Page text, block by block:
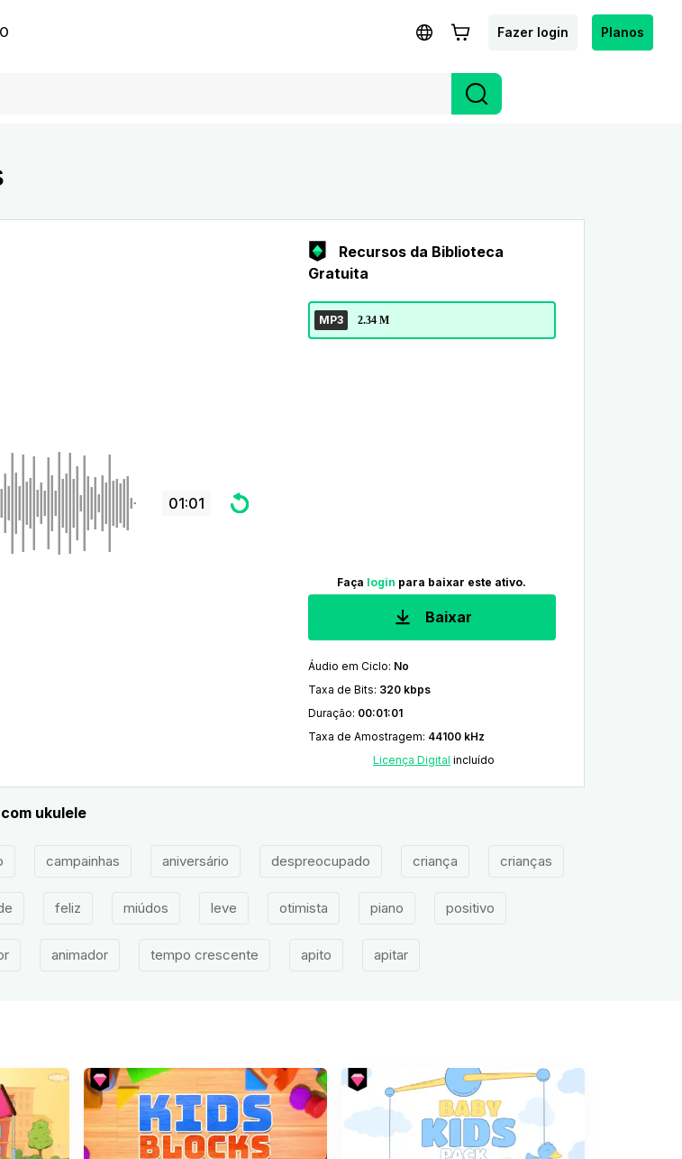
Fazer login Planos
01:01
Recursos da Biblioteca
Gratuita
MP3 2.34 M
Faça login para baixar este ativo.
Baixar
Áudio em Ciclo: No
Taxa de Bits: 320 kbps
Duração: 00:01:01
Taxa de Amostragem: 44100 kHz
Licença Digital incluído
ukulele
campainhas aniversário despreocupado criança crianças
feliz miúdos leve otimista piano positivo
animador tempo crescente apito apitar